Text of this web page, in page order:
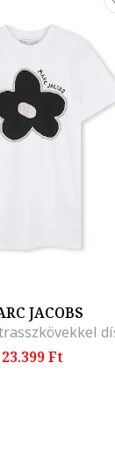
JACOBS
23.399 Ft